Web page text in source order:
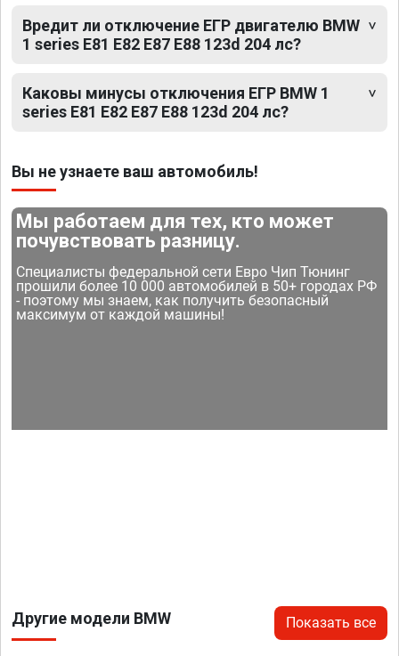
Вредит ли отключение ЕГР двигателю BMW
1 series E81 E82 E87 E88 123d 204 лс?
Каковы минусы отключения ЕГР BMW 1
series E81 E82 E87 E88 123d 204 лс?
Вы не узнаете ваш автомобиль!
Мы работаем для тех, кто может
почувствовать разницу.
Специалисты федеральной сети Евро Чип Тюнинг
прошили более 10 000 автомобилей в 50+ городах РФ
- поэтому мы знаем, как получить безопасный
максимум от каждой машины!
Другие модели BMW Показать все